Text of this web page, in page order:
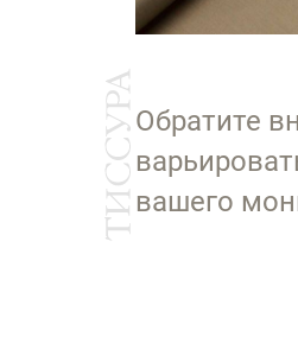
Обратите
вашего